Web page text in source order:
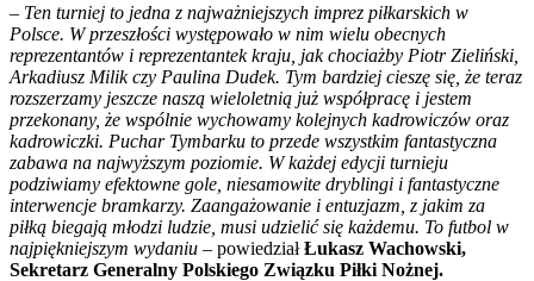
– Ten turniej to jedna z najważniejszych imprez piłkarskich w
Polsce. W przeszłości występowało w nim wielu obecnych
reprezentantów i reprezentantek kraju, jak chociażby Piotr Zieliński,
Arkadiusz Milik czy Paulina Dudek. Tym bardziej cieszę się, że teraz
rozszerzamy jeszcze naszą wieloletnią już współpracę i jestem
przekonany, że wspólnie wychowamy kolejnych kadrowiczów oraz
kadrowiczki. Puchar Tymbarku to przede wszystkim fantastyczna
zabawa na najwyższym poziomie. W każdej edycji turnieju
podziwiamy efektowne gole, niesamowite dryblingi i fantastyczne
interwencje bramkarzy. Zaangażowanie i entuzjazm, z jakim za
piłką biegają młodzi ludzie, musi udzielić się każdemu. To futbol w
najpiękniejszym wydaniu – powiedziałŁukasz Wachowski,
Sekretarz Generalny Polskiego Związku Piłki Nożnej.